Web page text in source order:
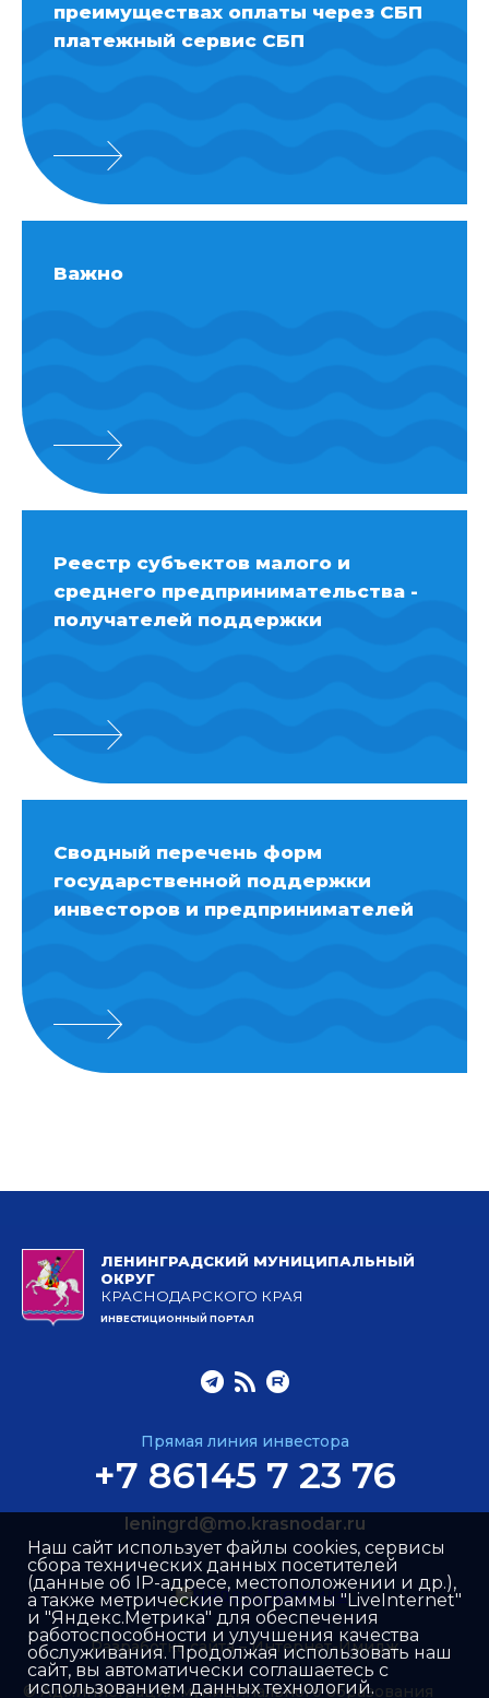
преимуществах оплаты через СБП
платежный сервис СБП
Важно
Реестр субъектов малого и
среднего предпринимательства -
получателей поддержки
Сводный перечень форм
государственной поддержки
инвесторов и предпринимателей
ЛЕНИНГРАДСКИЙ МУНИЦИПАЛЬНЫЙ
ОКРУГ
КРАСНОДАРСКОГО КРАЯ
ИНВЕСТИЦИОННЫЙ ПОРТАЛ
Прямая линия инвестора
+7 86145 7 23 76
leningrd@mo.krasnodar.ru
© Администрация муниципального образования
Разработка сайта –Интернет-Имидж
Наш сайт использует файлы cookies, сервисы
сбора технических данных посетителей
(данные об IP-адресе, местоположении и др.),
а также метрические программы "LiveInternet"
и "Яндекс.Метрика" для обеспечения
работоспособности и улучшения качества
обслуживания. Продолжая использовать наш
сайт, вы автоматически соглашаетесь с
использованием данных технологий.